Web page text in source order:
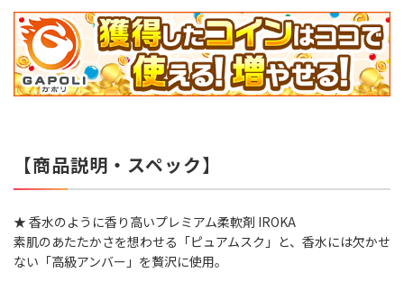
【商品説明・スペック】
★ 香水のように香り高いプレミアム柔軟剤 IROKA
素肌のあたたかさを想わせる「ピュアムスク」と、香水には欠かせ
ない「高級アンバー」を贅沢に使用。